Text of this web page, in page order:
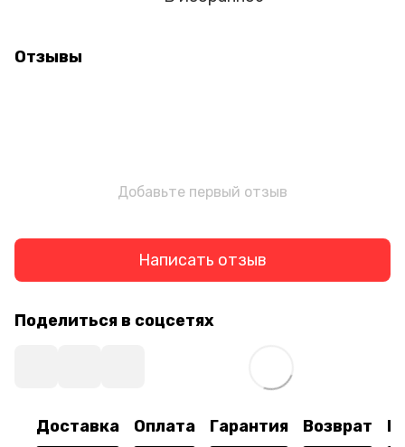
Отзывы
Добавьте первый отзыв
Написать отзыв
Поделиться в соцсетях
Доставка Оплата Гарантия Возврат